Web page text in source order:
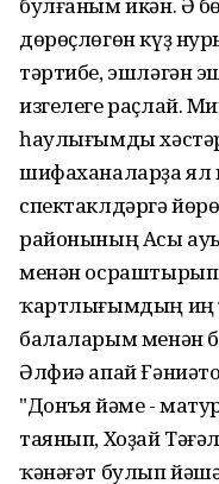
дөрөҫлөгөн күҙ
тәртибе, эшләгән
изгелеге раҫлай.
һаулығымды
шифаханаларҙа ял
спектаклдәргә
районының Асы
менән осраштырып
ҡартлығымдың иң
балаларым менән
Әлфиә апай
"Донъя йәме -
таянып, Хоҙай
ҡәнәғәт булып